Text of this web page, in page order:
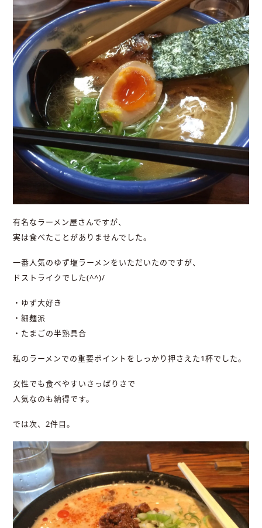
有名なラーメン屋さんですが、
実は食べたことがありませんでした。
一番人気のゆず塩ラーメンをいただいたのですが、
ドストライクでした(^^)/
・ゆず大好き
・細麺派
・たまごの半熟具合
私のラーメンでの重要ポイントをしっかり押さえた1杯でした。
女性でも食べやすいさっぱりさで
人気なのも納得です。
では次、2件目。